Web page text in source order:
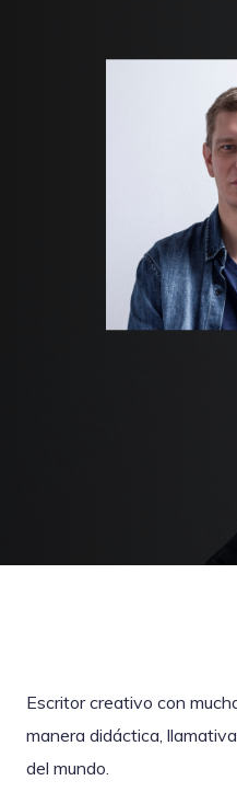
Escritor creativo con
manera didáctica,
del mundo.